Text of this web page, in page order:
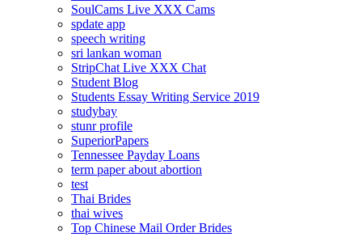
SoulCams Live XXX Cams
spdate app
speech writing
sri lankan woman
StripChat Live XXX Chat
Student Blog
Students Essay Writing Service 2019
studybay
stunr profile
SuperiorPapers
Tennessee Payday Loans
term paper about abortion
test
Thai Brides
thai wives
Top Chinese Mail Order Brides